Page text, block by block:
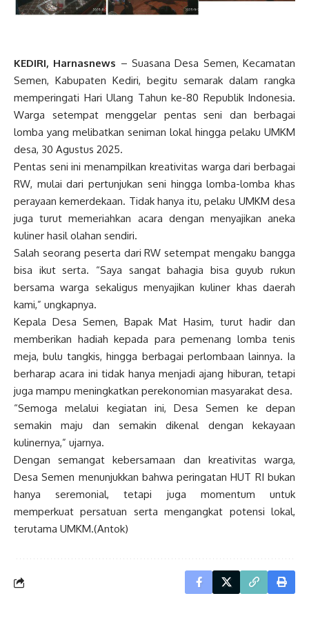
KEDIRI, Harnasnews – Suasana Desa Semen, Kecamatan
Semen, Kabupaten Kediri, begitu semarak dalam rangka
memperingati Hari Ulang Tahun ke-80 Republik Indonesia.
Warga setempat menggelar pentas seni dan berbagai
lomba yang melibatkan seniman lokal hingga pelaku UMKM
desa, 30 Agustus 2025.
Pentas seni ini menampilkan kreativitas warga dari berbagai
RW, mulai dari pertunjukan seni hingga lomba-lomba khas
perayaan kemerdekaan. Tidak hanya itu, pelaku UMKM desa
juga turut memeriahkan acara dengan menyajikan aneka
kuliner hasil olahan sendiri.
Salah seorang peserta dari RW setempat mengaku bangga
bisa ikut serta. “Saya sangat bahagia bisa guyub rukun
bersama warga sekaligus menyajikan kuliner khas daerah
kami,” ungkapnya.
Kepala Desa Semen, Bapak Mat Hasim, turut hadir dan
memberikan hadiah kepada para pemenang lomba tenis
meja, bulu tangkis, hingga berbagai perlombaan lainnya. Ia
berharap acara ini tidak hanya menjadi ajang hiburan, tetapi
juga mampu meningkatkan perekonomian masyarakat desa.
“Semoga melalui kegiatan ini, Desa Semen ke depan
semakin maju dan semakin dikenal dengan kekayaan
kulinernya,” ujarnya.
Dengan semangat kebersamaan dan kreativitas warga,
Desa Semen menunjukkan bahwa peringatan HUT RI bukan
hanya seremonial, tetapi juga momentum untuk
memperkuat persatuan serta mengangkat potensi lokal,
terutama UMKM.(Antok)